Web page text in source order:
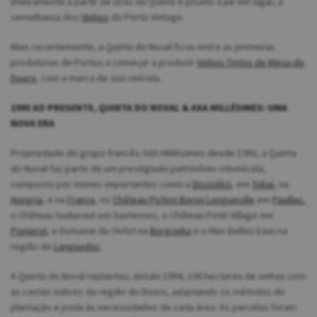
semelhança dos Vinhos do Porto Vintage.
Mais recentemente, a Quinta do Noval ficou entre as primeiras
produtoras de Portos a começar a produzir Vinhos Tintos de Mesa do
Douro, com a marca de sua vinícola.
1993 AO PRESENTE, QUINTA DO NOVAL & AXA MILLÉSIMES: UMA
NOVA ERA
Propriedade do grupo francês AXA Millésimes desde 1993, a Quinta
do Noval faz parte de um prestigiado patrimônio vitivinícola,
composto por nomes importantes como a Disznókö, em Tokaj, na
Hungria, e na França, os Château Pichon Baron Longueville em Pauillac
o Château Suduiraut em Sauternes, o Château Petit-Village em
Pomerol, o Domaine de l'Arlot na Borgonha e o Mas Belles Eaux na
região de Languedoc
A Quinta do Noval replantou, desde 1994, 100 hectares de vinhas com
as castas nobres da região do Douro, adaptando os métodos de
plantação e poda às necessidades de cada área. As parcelas foram